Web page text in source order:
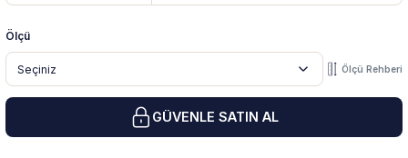
Ölçü
Ölçü Rehberi
GÜVENLE SATIN AL